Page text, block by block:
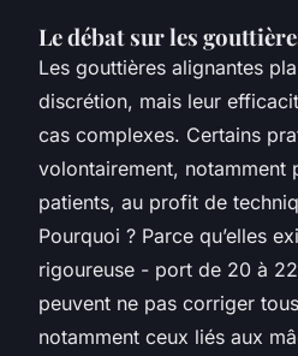
Le débat sur les
Les gouttières alignantes
discrétion, mais leur
cas complexes. Certains
volontairement, notamment
patients, au profit de
Pourquoi ? Parce qu’elles
rigoureuse - port de 20 à
peuvent ne pas corriger
notamment ceux liés aux